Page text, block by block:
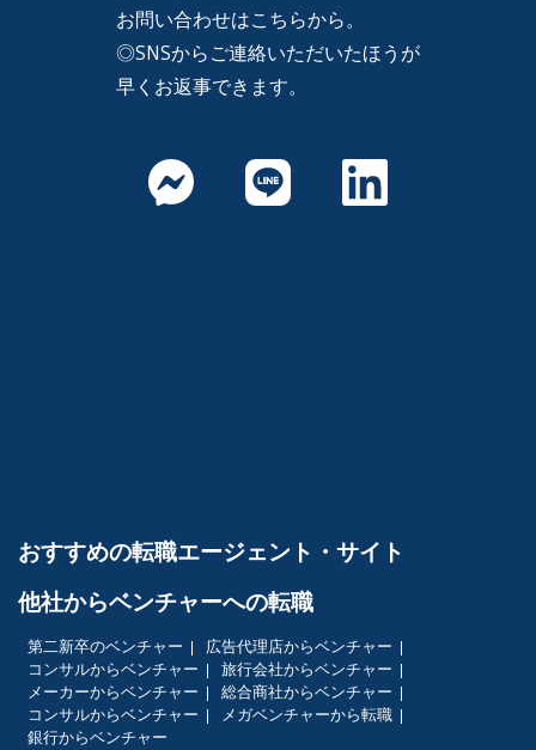
お問い合わせはこちらから。
◎SNSからご連絡いただいたほうが
早くお返事できます。
おすすめの転職エージェント・サイト
他社からベンチャーへの転職
第二新卒のベンチャー
広告代理店からベンチャー
コンサルからベンチャー
旅行会社からベンチャー
メーカーからベンチャー
総合商社からベンチャー
コンサルからベンチャー
メガベンチャーから転職
銀行からベンチャー